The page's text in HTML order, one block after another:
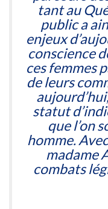
tant au
public a
enjeux
conscience
ces femmes
de leurs
statut
que l’on
homme.
madame
combats